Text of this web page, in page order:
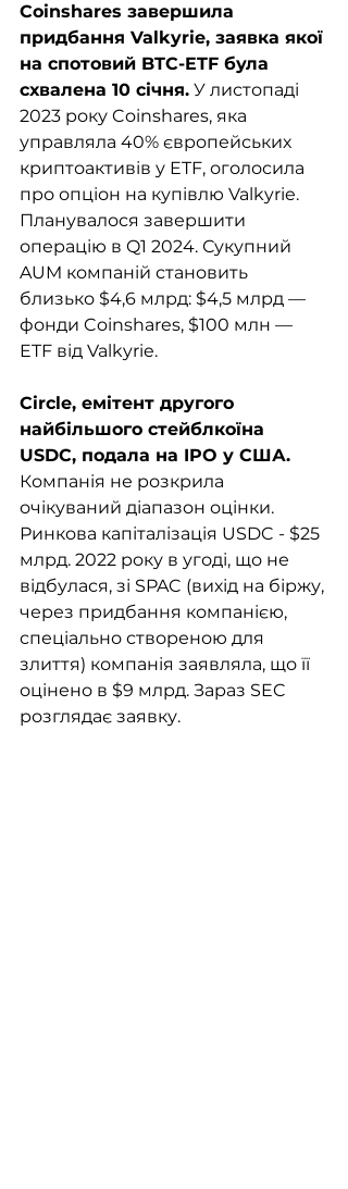
Coinshares завершила
придбання Valkyrie, заявка якої
на спотовий BTC-ETF була
схвалена 10 січня. У листопаді
2023 року Coinshares, яка
управляла 40% європейських
криптоактивів у ETF, оголосила
про опціон на купівлю Valkyrie.
Планувалося завершити
операцію в Q1 2024. Сукупний
AUM компаній становить
близько $4,6 млрд: $4,5 млрд —
фонди Coinshares, $100 млн —
ETF від Valkyrie.
Circle, емітент другого
найбільшого стейблкоїна
USDC, подала на IPO у США.
Компанія не розкрила
очікуваний діапазон оцінки.
Ринкова капіталізація USDC - $25
млрд. 2022 року в угоді, що не
відбулася, зі SPAC (вихід на біржу,
через придбання компанією,
спеціально створеною для
злиття) компанія заявляла, що її
оцінено в $9 млрд. Зараз SEC
розглядає заявку.